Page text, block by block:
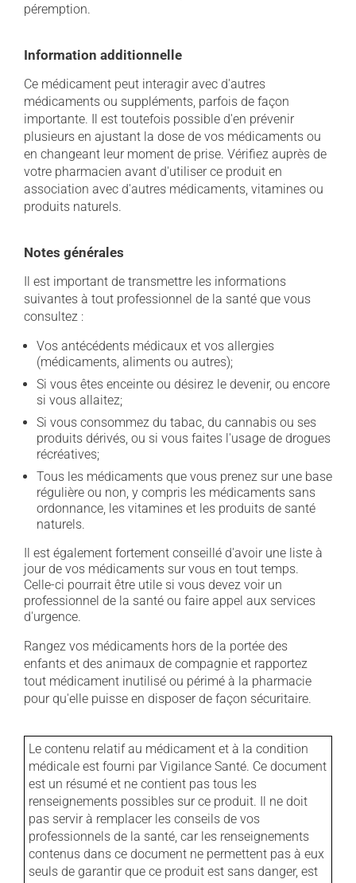
péremption.
Information additionnelle
Ce médicament peut interagir avec d'autres
médicaments ou suppléments, parfois de façon
importante. Il est toutefois possible d'en prévenir
plusieurs en ajustant la dose de vos médicaments ou
en changeant leur moment de prise. Vérifiez auprès de
votre pharmacien avant d'utiliser ce produit en
association avec d'autres médicaments, vitamines ou
produits naturels.
Notes générales
Il est important de transmettre les informations
suivantes à tout professionnel de la santé que vous
consultez :
Vos antécédents médicaux et vos allergies
(médicaments, aliments ou autres);
Si vous êtes enceinte ou désirez le devenir, ou encore
si vous allaitez;
Si vous consommez du tabac, du cannabis ou ses
produits dérivés, ou si vous faites l'usage de drogues
récréatives;
Tous les médicaments que vous prenez sur une base
régulière ou non, y compris les médicaments sans
ordonnance, les vitamines et les produits de santé
naturels.
Il est également fortement conseillé d'avoir une liste à
jour de vos médicaments sur vous en tout temps.
Celle-ci pourrait être utile si vous devez voir un
professionnel de la santé ou faire appel aux services
d'urgence.
Rangez vos médicaments hors de la portée des
enfants et des animaux de compagnie et rapportez
tout médicament inutilisé ou périmé à la pharmacie
pour qu'elle puisse en disposer de façon sécuritaire.
Le contenu relatif au médicament et à la condition
médicale est fourni par Vigilance Santé. Ce document
est un résumé et ne contient pas tous les
renseignements possibles sur ce produit. Il ne doit
pas servir à remplacer les conseils de vos
professionnels de la santé, car les renseignements
contenus dans ce document ne permettent pas à eux
seuls de garantir que ce produit est sans danger, est